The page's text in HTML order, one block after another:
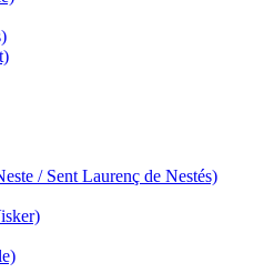
/ Sent Laurenç de Nestés)